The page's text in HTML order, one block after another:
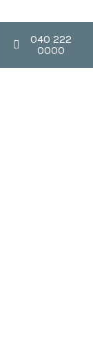
040 222
0000